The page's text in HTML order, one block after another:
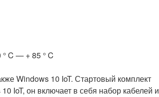
C — + 85 ° C
Windows 10 IoT. Стартовый комплект
IoT, он включает в себя набор кабелей и